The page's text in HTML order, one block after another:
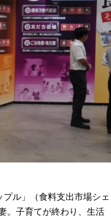
ル」（食料支出市場シェ
。子育てが終わり、生活